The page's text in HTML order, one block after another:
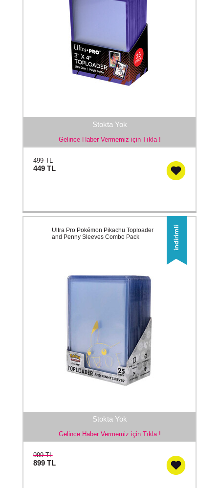
Stokta Yok
Gelince Haber Vermemiz için Tıkla !
499 TL
449 TL
Stokta Yok
Gelince Haber Vermemiz için Tıkla !
Ultra Pro Pokémon Pikachu Toploader
and Penny Sleeves Combo Pack
999 TL
899 TL